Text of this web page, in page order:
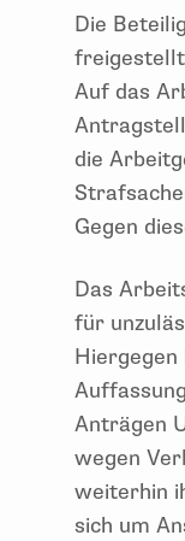
Die
Auf das
die
Gegen
Das
für
Anträgen
wegen
weiterhin
sich um